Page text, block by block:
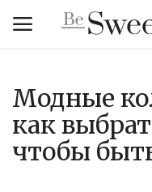
Вход
Главная
Модные
как
чтобы